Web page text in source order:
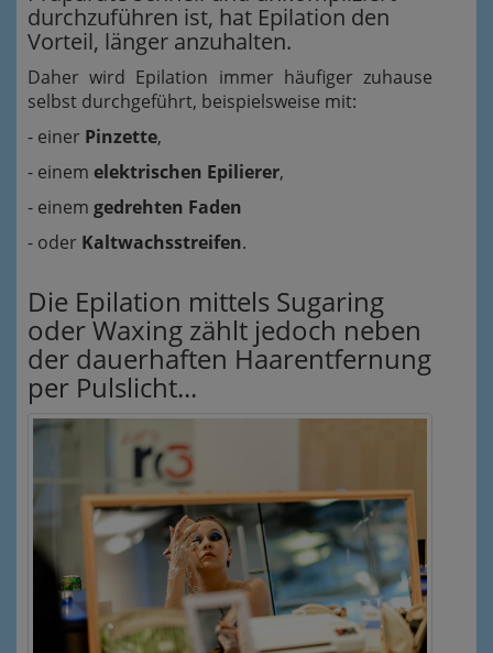
durchzuführen ist, hat Epilation den
Vorteil, länger anzuhalten.
Daher wird Epilation immer häufiger zuhause
selbst durchgeführt, beispielsweise mit:
- einer Pinzette,
- einem elektrischen Epilierer,
- einem gedrehten Faden
- oder Kaltwachsstreifen.
Die Epilation mittels Sugaring
oder Waxing zählt jedoch neben
der dauerhaften Haarentfernung
per Pulslicht...